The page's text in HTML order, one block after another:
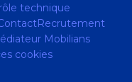
AUTOSUR
- La Croix
Blanche
technique
Recrutement
Mobilians
cookies